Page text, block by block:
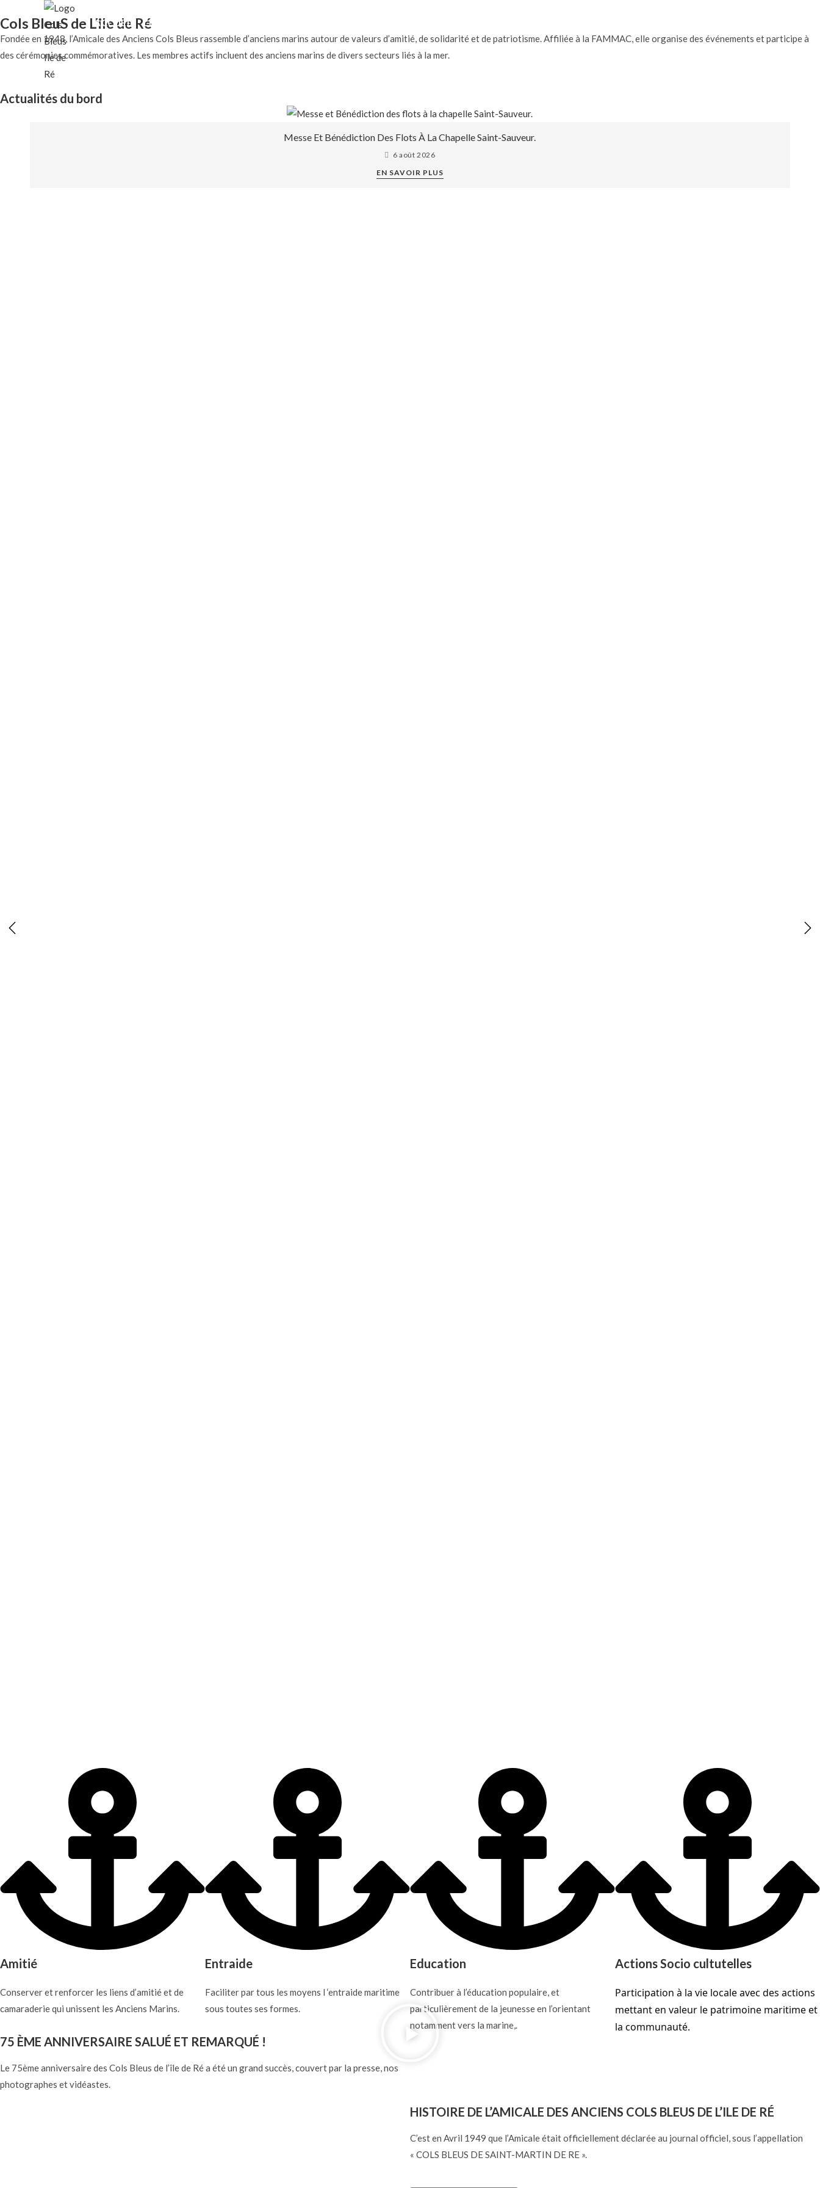
ACCUEIL LE MOT DU PRÉSIDENT
Cols BleuS de L'ile de Ré
Fondée en 1948, l’Amicale des Anciens Cols Bleus rassemble d’anciens marins autour de valeurs d’amitié, de solidarité et de patriotisme. Affiliée à la FAMMAC, elle organise des événements et participe à
des cérémonies commémoratives. Les membres actifs incluent des anciens marins de divers secteurs liés à la mer.
Actualités du bord
Messe Et Bénédiction Des Flots À La Chapelle Saint-Sauveur.
6 août 2026
EN SAVOIR PLUS
Amitié
Conserver et renforcer les liens d’amitié et de
camaraderie qui unissent les Anciens Marins.
Entraide
Faciliter par tous les moyens l ‘entraide maritime
sous toutes ses formes.
Education
Contribuer à l’éducation populaire, et
particulièrement de la jeunesse en l’orientant
notamment vers la marine,.
Actions Socio cultutelles
Participation à la vie locale avec des actions
mettant en valeur le patrimoine maritime et
la communauté.
75 ÈME ANNIVERSAIRE SALUÉ ET REMARQUÉ !
Le 75ème anniversaire des Cols Bleus de l’île de Ré a été un grand succès, couvert par la presse, nos
photographes et vidéastes.
HISTOIRE DE L’AMICALE DES ANCIENS COLS BLEUS DE L’ILE DE RÉ
C’est en Avril 1949 que l’Amicale était officiellement déclarée au journal officiel, sous l’appellation
« COLS BLEUS DE SAINT-MARTIN DE RE ».